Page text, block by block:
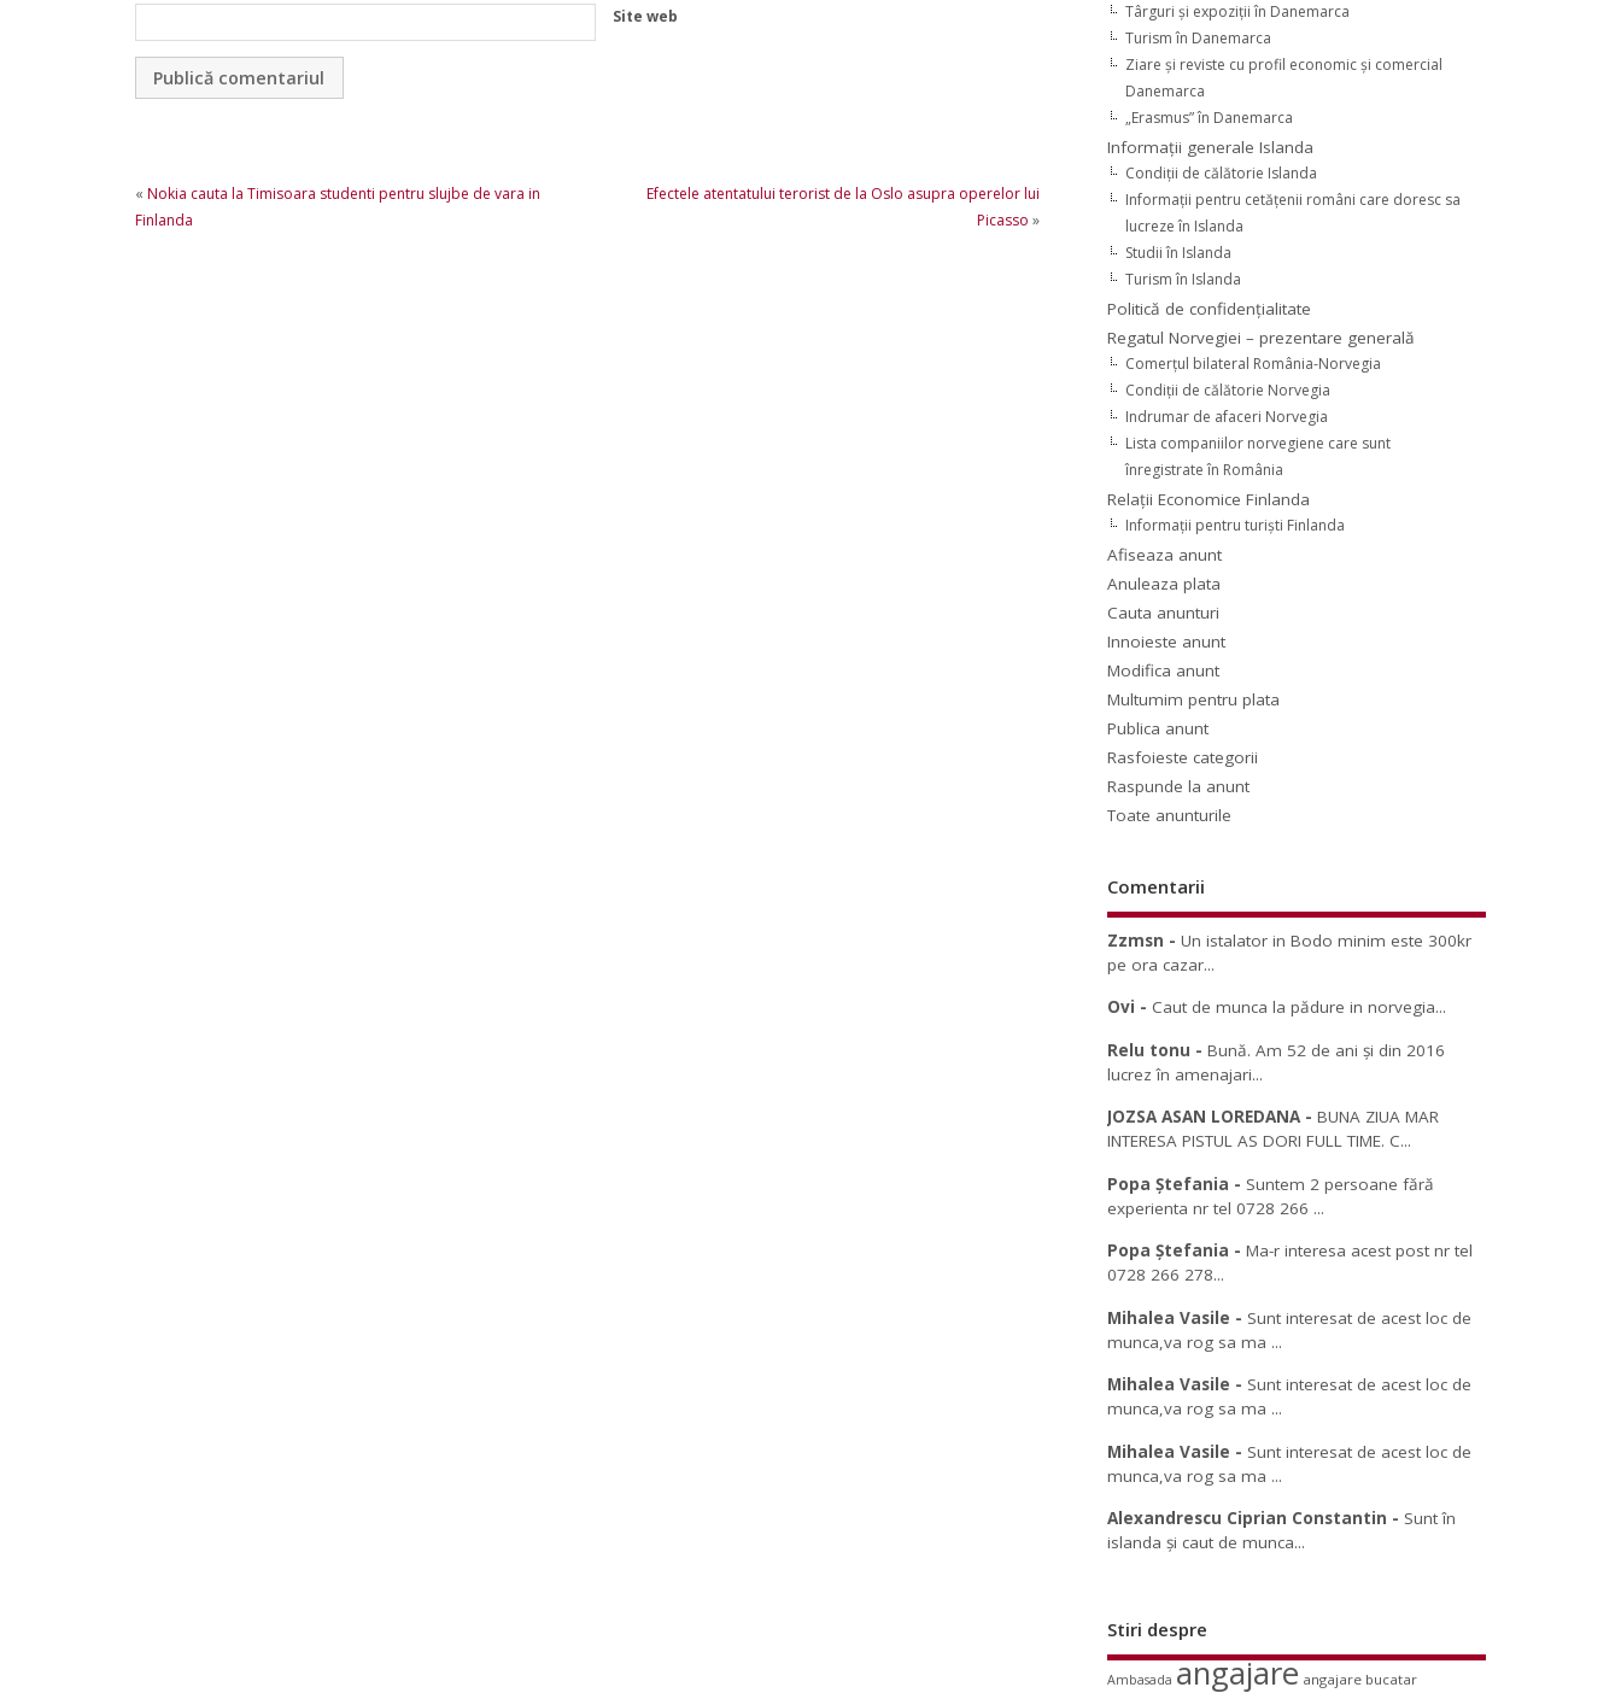
Site web
« Nokia cauta la Timisoara studenti pentru slujbe de vara in
Finlanda
Efectele atentatului terorist de la Oslo asupra operelor lui
Picasso »
Târguri şi expoziţii în Danemarca
Turism în Danemarca
Ziare şi reviste cu profil economic şi comercial
Danemarca
„Erasmus” în Danemarca
Informaţii generale Islanda
Condiţii de călătorie Islanda
Informaţii pentru cetăţenii români care doresc sa
lucreze în Islanda
Studii în Islanda
Turism în Islanda
Politică de confidențialitate
Regatul Norvegiei – prezentare generală
Comerţul bilateral România-Norvegia
Condiții de călătorie Norvegia
Indrumar de afaceri Norvegia
Lista companiilor norvegiene care sunt
înregistrate în România
Relaţii Economice Finlanda
Informaţii pentru turişti Finlanda
Afiseaza anunt
Anuleaza plata
Cauta anunturi
Innoieste anunt
Modifica anunt
Multumim pentru plata
Publica anunt
Rasfoieste categorii
Raspunde la anunt
Toate anunturile
Comentarii
Zzmsn -Un istalator in Bodo minim este 300kr
pe ora cazar...
Ovi - Caut de munca la pădure in norvegia...
Relu tonu -Bună. Am 52 de ani și din 2016
lucrez în amenajari...
JOZSA ASAN LOREDANA-BUNA ZIUA MAR
INTERESA PISTUL AS DORI FULL TIME. C...
Popa Ștefania - Suntem 2 persoane fără
experienta nr tel 0728 266 ...
Popa Ștefania -Ma-r interesa acest post nr tel
0728 266 278...
Mihalea Vasile - Sunt interesat de acest loc de
munca,va rog sa ma ...
Mihalea Vasile - Sunt interesat de acest loc de
munca,va rog sa ma ...
Mihalea Vasile - Sunt interesat de acest loc de
munca,va rog sa ma ...
Alexandrescu Ciprian Constantin - Sunt în
islanda și caut de munca...
Stiri despre
Ambasada angajare angajare bucatar